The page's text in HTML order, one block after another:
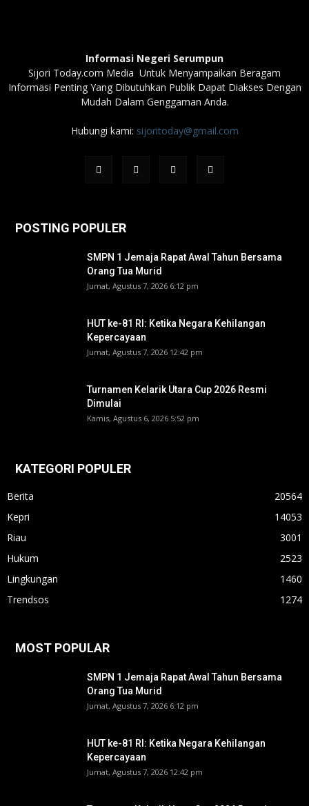
Informasi Negeri Serumpun
Sijori Today.com Media Untuk Menyampaikan Beragam
Informasi Penting Yang Dibutuhkan Publik Dapat Diakses Dengan
Mudah Dalam Genggaman Anda.
Hubungi kami: sijoritoday@gmail.com
POSTING POPULER
SMPN 1 Jemaja Rapat Awal Tahun Bersama
Orang Tua Murid ‎
Jumat, Agustus 7, 2026 6:12 pm
HUT ke-81 RI: Ketika Negara Kehilangan
Kepercayaan
Jumat, Agustus 7, 2026 12:42 pm
Turnamen Kelarik Utara Cup 2026 Resmi
Dimulai
Kamis, Agustus 6, 2026 5:52 pm
KATEGORI POPULER
Berita
20564
Kepri
14053
Riau
3001
Hukum
2523
Lingkungan
1460
Trendsos
1274
MOST POPULAR
SMPN 1 Jemaja Rapat Awal Tahun Bersama
Orang Tua Murid ‎
Jumat, Agustus 7, 2026 6:12 pm
HUT ke-81 RI: Ketika Negara Kehilangan
Kepercayaan
Jumat, Agustus 7, 2026 12:42 pm